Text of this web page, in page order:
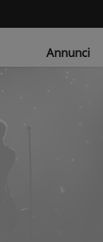
Annunci